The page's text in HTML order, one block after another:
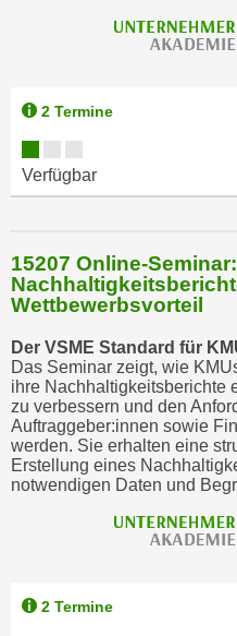
2 Termine
Verfügbar
15207 Online-
Wettbewerbsvorteil
Der VSME Standard für
Das Seminar zeigt, wie
ihre Nachhaltigkeitsberichte
zu verbessern und den
Auftraggeber:innen sowie
werden. Sie erhalten eine
Erstellung eines
notwendigen Daten und
2 Termine